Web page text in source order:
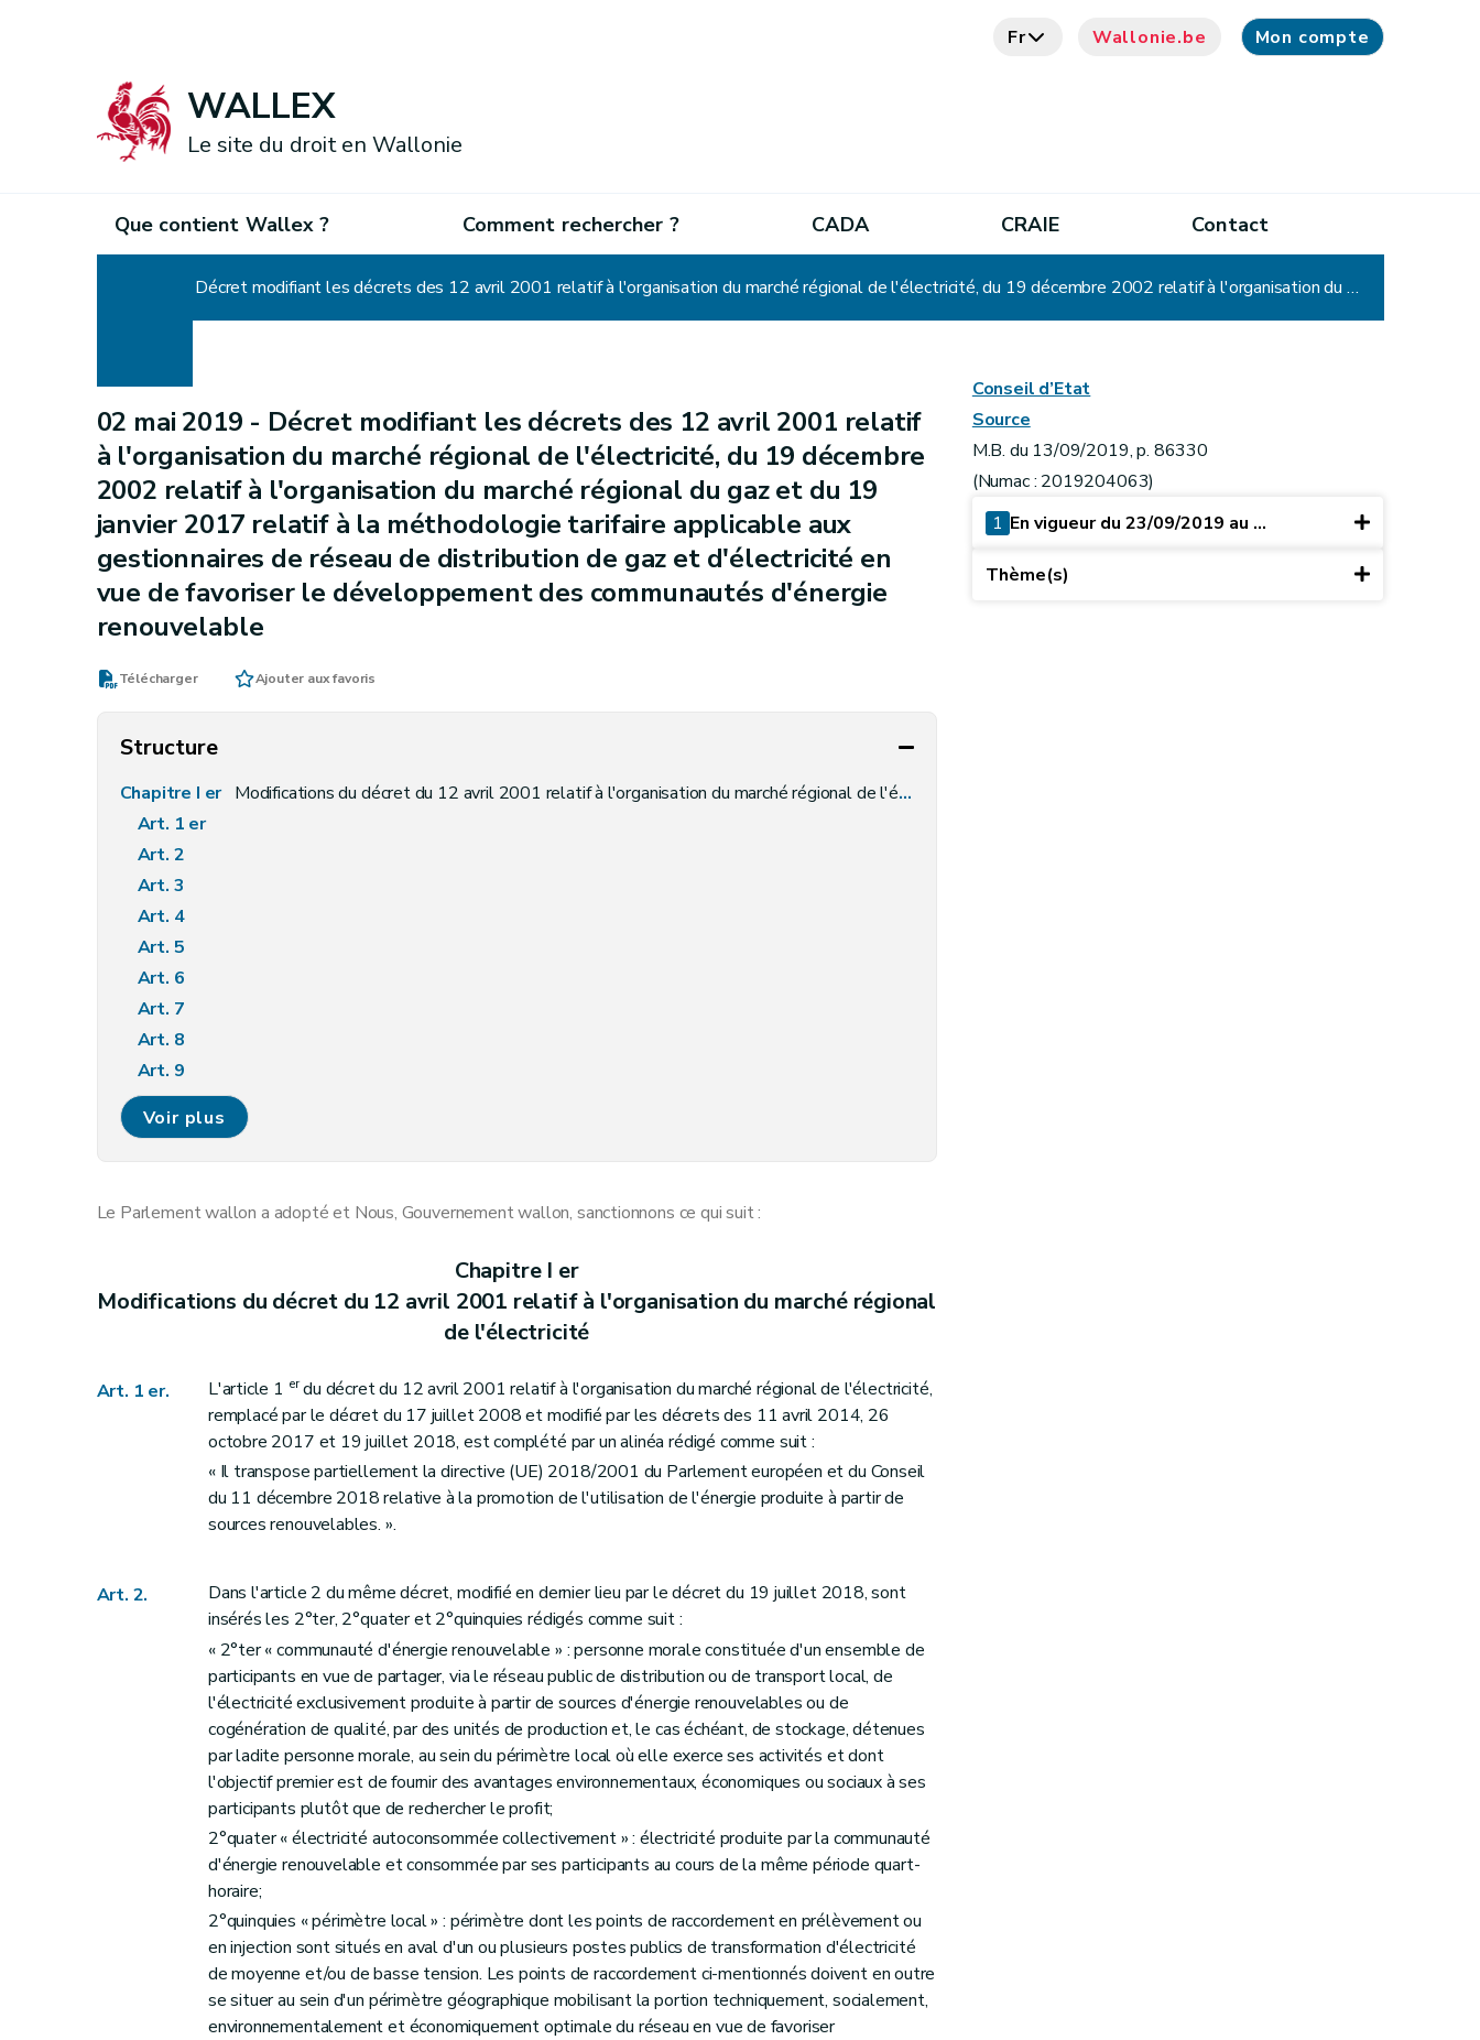
Fr Wallonie.be Mon compte
WALLEX
Le site du droit en Wallonie
Que contient Wallex ? Comment rechercher ? CADA CRAIE Contact
Décret modifiant les décrets des 12 avril 2001 relatif à l'organisation du marché régional de l'électricité, du 19 décembre 2002 relatif à l'organisation du marché régional du gaz et du 19 janvier 2017 relatif à la méthodologie tarifaire applicable aux gestionnaires de réseau de distribution de gaz et d'électricité en vue de favoriser le développement des communautés d'énergie renouvelable
02 mai 2019 - Décret modifiant les décrets des 12 avril 2001 relatif
à l'organisation du marché régional de l'électricité, du 19 décembre
2002 relatif à l'organisation du marché régional du gaz et du 19
janvier 2017 relatif à la méthodologie tarifaire applicable aux
gestionnaires de réseau de distribution de gaz et d'électricité en
vue de favoriser le développement des communautés d'énergie
renouvelable
Télécharger Ajouter aux favoris
Structure
Chapitre I er Modifications du décret du 12 avril 2001 relatif à l'organisation du marché régional de l'électricité
Art. 1 er
Art. 2
Art. 3
Art. 4
Art. 5
Art. 6
Art. 7
Art. 8
Art. 9
Art. 10
Chapitre II Modifications du décret du 19 décembre 2002 relatif à l'organisation du marché régional du gaz
Chapitre III Modification du décret du 19 janvier 2017 relatif à la méthodologie tarifaire applicable aux gestionnaires de réseau de distribution de gaz et d'électricité
Voir plus
Le Parlement wallon a adopté et Nous, Gouvernement wallon, sanctionnons ce qui suit :
Chapitre I er
Modifications du décret du 12 avril 2001 relatif à l'organisation du marché régional
de l'électricité
Art. 1 er. L'article 1 erdu décret du 12 avril 2001 relatif à l'organisation du marché régional de l'électricité,
remplacé par le décret du 17 juillet 2008 et modifié par les décrets des 11 avril 2014, 26
octobre 2017 et 19 juillet 2018, est complété par un alinéa rédigé comme suit :
« Il transpose partiellement la directive (UE) 2018/2001 du Parlement européen et du Conseil
du 11 décembre 2018 relative à la promotion de l'utilisation de l'énergie produite à partir de
sources renouvelables. ».
Art. 2.
Dans l'article 2 du même décret, modifié en dernier lieu par le décret du 19 juillet 2018, sont
insérés les 2°ter, 2°quater et 2°quinquies rédigés comme suit :
« 2°ter « communauté d'énergie renouvelable » : personne morale constituée d'un ensemble de
participants en vue de partager, via le réseau public de distribution ou de transport local, de
l'électricité exclusivement produite à partir de sources d'énergie renouvelables ou de
cogénération de qualité, par des unités de production et, le cas échéant, de stockage, détenues
par ladite personne morale, au sein du périmètre local où elle exerce ses activités et dont
l'objectif premier est de fournir des avantages environnementaux, économiques ou sociaux à ses
participants plutôt que de rechercher le profit;
2°quater « électricité autoconsommée collectivement » : électricité produite par la communauté
d'énergie renouvelable et consommée par ses participants au cours de la même période quart-
horaire;
2°quinquies « périmètre local » : périmètre dont les points de raccordement en prélèvement ou
en injection sont situés en aval d'un ou plusieurs postes publics de transformation d'électricité
de moyenne et/ou de basse tension. Les points de raccordement ci-mentionnés doivent en outre
se situer au sein d'un périmètre géographique mobilisant la portion techniquement, socialement,
environnementalement et économiquement optimale du réseau en vue de favoriser
Conseil d’Etat
Source
M.B. du 13/09/2019, p. 86330
(Numac : 2019204063)
1 En vigueur du 23/09/2019 au ...
Thème(s)